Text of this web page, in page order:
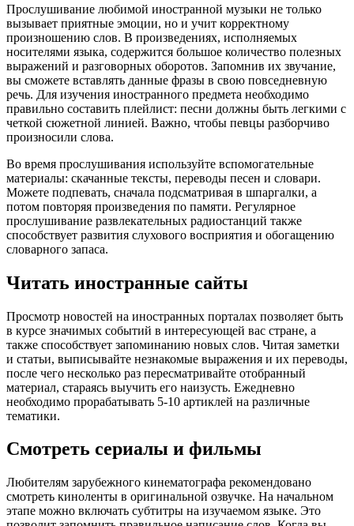
Прослушивание любимой иностранной музыки не только
вызывает приятные эмоции, но и учит корректному
произношению слов. В произведениях, исполняемых
носителями языка, содержится большое количество полезных
выражений и разговорных оборотов. Запомнив их звучание,
вы сможете вставлять данные фразы в свою повседневную
речь. Для изучения иностранного предмета необходимо
правильно составить плейлист: песни должны быть легкими с
четкой сюжетной линией. Важно, чтобы певцы разборчиво
произносили слова.
Во время прослушивания используйте вспомогательные
материалы: скачанные тексты, переводы песен и словари.
Можете подпевать, сначала подсматривая в шпаргалки, а
потом повторяя произведения по памяти. Регулярное
прослушивание развлекательных радиостанций также
способствует развития слухового восприятия и обогащению
словарного запаса.
Читать иностранные сайты
Просмотр новостей на иностранных порталах позволяет быть
в курсе значимых событий в интересующей вас стране, а
также способствует запоминанию новых слов. Читая заметки
и статьи, выписывайте незнакомые выражения и их переводы,
после чего несколько раз пересматривайте отобранный
материал, стараясь выучить его наизусть. Ежедневно
необходимо прорабатывать 5-10 артиклей на различные
тематики.
Смотреть сериалы и фильмы
Любителям зарубежного кинематографа рекомендовано
смотреть киноленты в оригинальной озвучке. На начальном
этапе можно включать субтитры на изучаемом языке. Это